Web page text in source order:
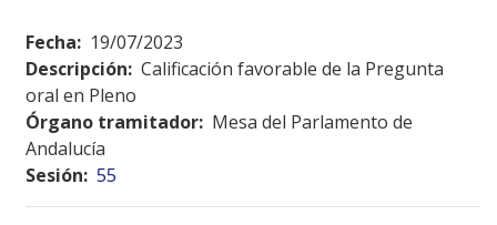
Fecha: 19/07/2023
Descripción: Calificación favorable de la Pregunta
oral en Pleno
Órgano tramitador: Mesa del Parlamento de
Andalucía
Sesión: 55